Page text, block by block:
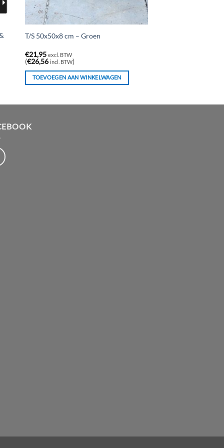
T/S 50x50x8 cm – Groen
€21,95 excl. BTW
(€26,56 incl. BTW)
TOEVOEGEN AAN WINKELWAGEN